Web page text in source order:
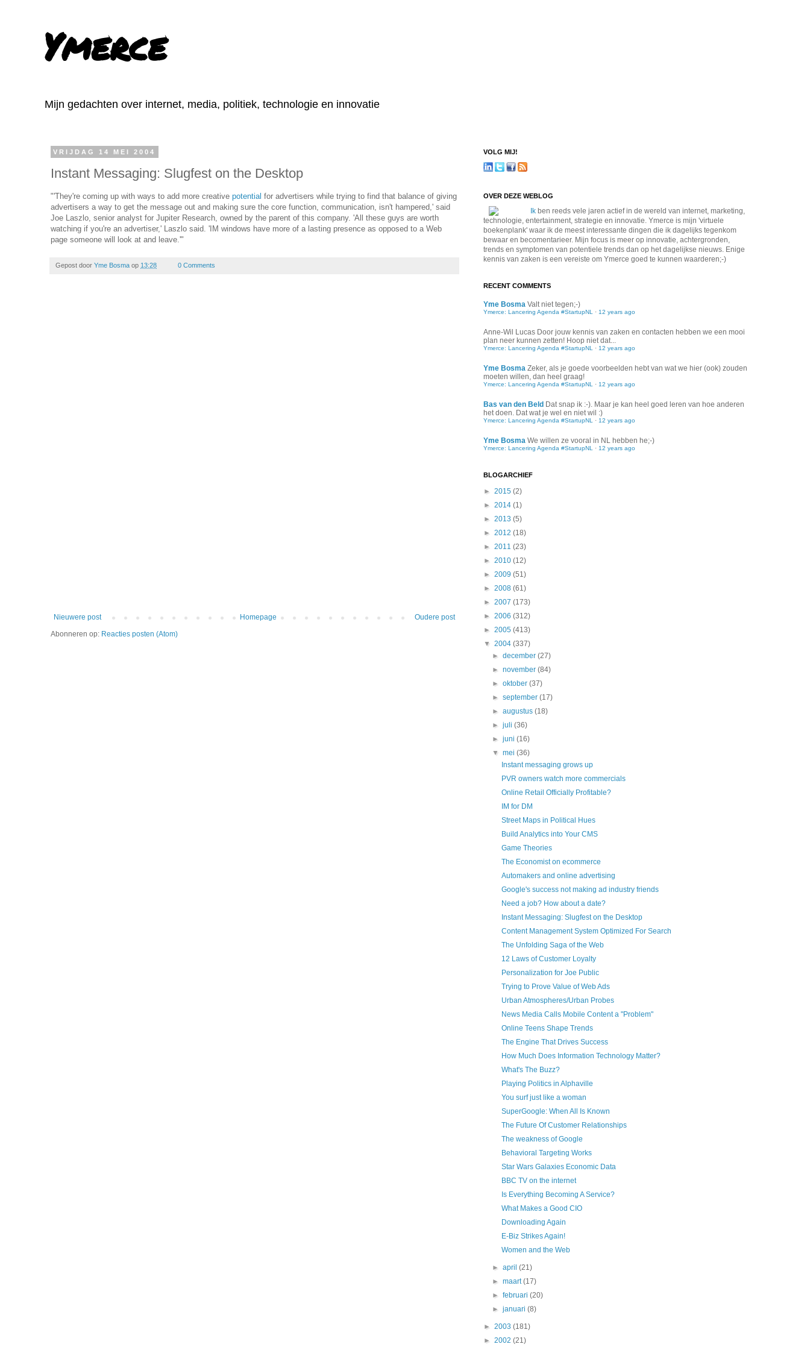
Ymerce
Mijn gedachten over internet, media, politiek, technologie en innovatie
VRIJDAG 14 MEI 2004
Instant Messaging: Slugfest on the Desktop
"'They're coming up with ways to add more creative potential for advertisers while trying to find that balance of giving
advertisers a way to get the message out and making sure the core function, communication, isn't hampered,' said
Joe Laszlo, senior analyst for Jupiter Research, owned by the parent of this company. 'All these guys are worth
watching if you're an advertiser,' Laszlo said. 'IM windows have more of a lasting presence as opposed to a Web
page someone will look at and leave.'"
Gepost door Yme Bosma op 13:28 0 Comments
Nieuwere post Oudere post
Homepage
Abonneren op: Reacties posten (Atom)
VOLG MIJ!
OVER DEZE WEBLOG
Ik ben reeds vele jaren actief in de wereld van internet, marketing,
technologie, entertainment, strategie en innovatie. Ymerce is mijn 'virtuele
boekenplank' waar ik de meest interessante dingen die ik dagelijks tegenkom
bewaar en becomentarieer. Mijn focus is meer op innovatie, achtergronden,
trends en symptomen van potentiele trends dan op het dagelijkse nieuws. Enige
kennis van zaken is een vereiste om Ymerce goed te kunnen waarderen;-)
RECENT COMMENTS
Yme Bosma Valt niet tegen;-)
Ymerce: Lancering Agenda #StartupNL · 12 years ago
Anne-Wil Lucas Door jouw kennis van zaken en contacten hebben we een mooi
plan neer kunnen zetten! Hoop niet dat...
Ymerce: Lancering Agenda #StartupNL · 12 years ago
Yme Bosma Zeker, als je goede voorbeelden hebt van wat we hier (ook) zouden
moeten willen, dan heel graag!
Ymerce: Lancering Agenda #StartupNL · 12 years ago
Bas van den Beld Dat snap ik :-). Maar je kan heel goed leren van hoe anderen
het doen. Dat wat je wel en niet wil :)
Ymerce: Lancering Agenda #StartupNL · 12 years ago
Yme Bosma We willen ze vooral in NL hebben he;-)
Ymerce: Lancering Agenda #StartupNL · 12 years ago
BLOGARCHIEF
► 2015 (2)
► 2014 (1)
► 2013 (5)
► 2012 (18)
► 2011 (23)
► 2010 (12)
► 2009 (51)
► 2008 (61)
► 2007 (173)
► 2006 (312)
► 2005 (413)
▼ 2004 (337)
►december(27)
►november(84)
►oktober(37)
►september(17)
►augustus(18)
►juli(36)
►juni(16)
▼mei(36)
Instant messaging grows up
PVR owners watch more commercials
Online Retail Officially Profitable?
IM for DM
Street Maps in Political Hues
Build Analytics into Your CMS
Game Theories
The Economist on ecommerce
Automakers and online advertising
Google's success not making ad industry friends
Need a job? How about a date?
Instant Messaging: Slugfest on the Desktop
Content Management System Optimized For Search
The Unfolding Saga of the Web
12 Laws of Customer Loyalty
Personalization for Joe Public
Trying to Prove Value of Web Ads
Urban Atmospheres/Urban Probes
News Media Calls Mobile Content a "Problem"
Online Teens Shape Trends
The Engine That Drives Success
How Much Does Information Technology Matter?
What's The Buzz?
Playing Politics in Alphaville
You surf just like a woman
SuperGoogle: When All Is Known
The Future Of Customer Relationships
The weakness of Google
Behavioral Targeting Works
Star Wars Galaxies Economic Data
BBC TV on the internet
Is Everything Becoming A Service?
What Makes a Good CIO
Downloading Again
E-Biz Strikes Again!
Women and the Web
►april(21)
►maart(17)
►februari(20)
►januari(8)
► 2003 (181)
► 2002 (21)